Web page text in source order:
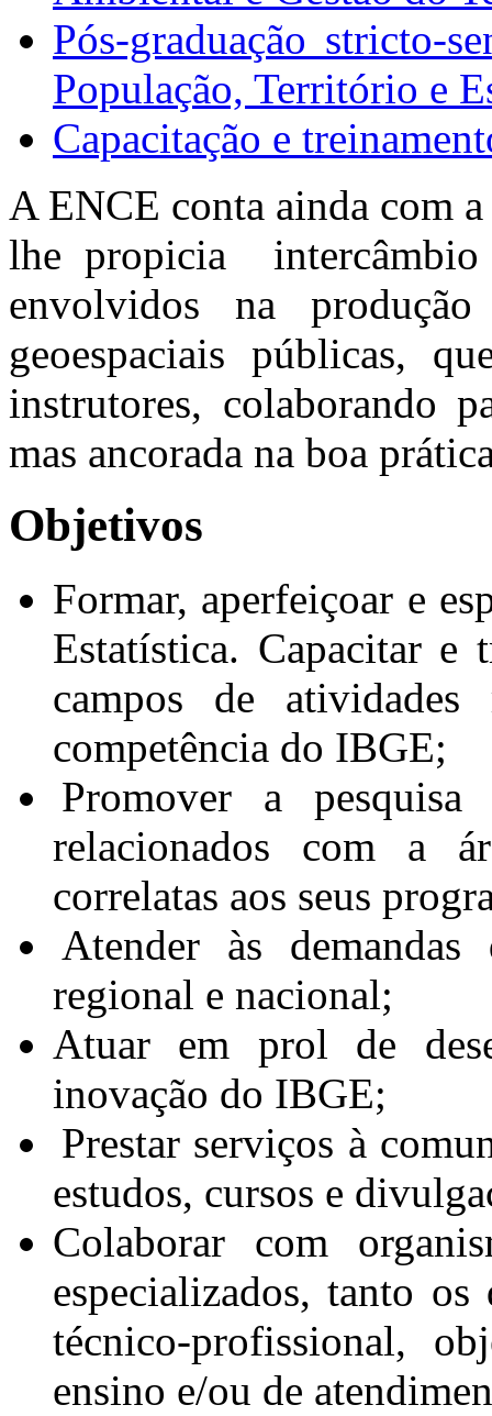
Pós-graduação stricto-
População, Território e
Capacitação e
A ENCE conta ainda com
lhe propicia intercâmbio
envolvidos na
geoespaciais públicas,
instrutores, colaborando
mas ancorada na boa
Objetivos
Formar, aperfeiçoar e
Estatística. Capacitar e
campos de
competência do IBGE;
Promover a
relacionados com a
correlatas aos seus
Atender às
regional e nacional;
Atuar em prol de
inovação do IBGE;
Prestar serviços à
estudos, cursos e
Colaborar com
especializados, tanto
técnico-profissional,
ensino e/ou de